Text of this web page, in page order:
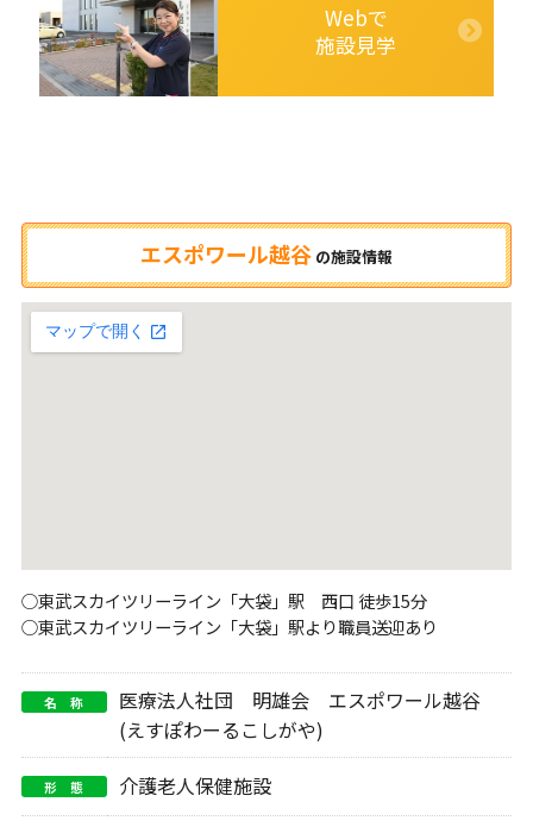
Webで
施設見学
エスポワール越谷 の施設情報
○東武スカイツリーライン「大袋」駅 西口 徒歩15分
○東武スカイツリーライン「大袋」駅より職員送迎あり
名 称
医療法人社団 明雄会 エスポワール越谷
(えすぽわーるこしがや)
形 態 介護老人保健施設